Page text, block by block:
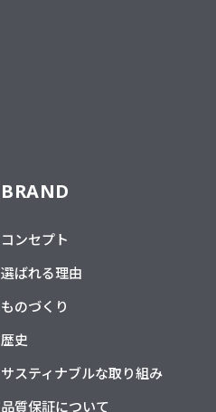
BRAND
コンセプト
選ばれる理由
ものづくり
歴史
サスティナブルな取り組み
品質保証について